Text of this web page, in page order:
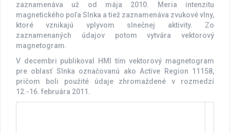
zaznamenáva už od mája 2010. Meria intenzitu
magnetického poľa Slnka a tiež zaznamenáva zvukové vlny,
ktoré vznikajú vplyvom slnečnej aktivity. Zo
zaznamenaných údajov potom vytvára vektorový
magnetogram.
V decembri publikoval HMI tím vektorový magnetogram
pre oblasť Slnka označovanú ako Active Region 11158,
pričom boli použité údaje zhromaždené v rozmedzí
12.-16. februára 2011.